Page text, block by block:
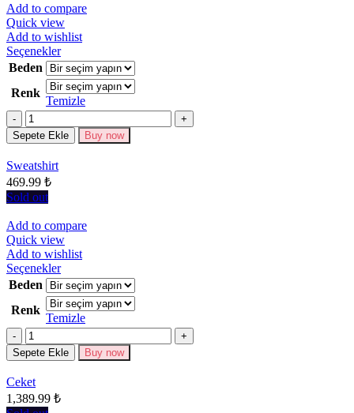
Add to compare
Quick view
Add to wishlist
SeçeneklerBu
ürünün
birden
fazla
varyasyonu
Seçenekler
Beden
Renk
Temizle
Miktar
Sepete Ekle Buy now
Sweatshirt
469.99 ₺
Sold out
Add to compare
Quick view
Add to wishlist
SeçeneklerBu
ürünün
birden
fazla
varyasyonu
Seçenekler
seçilebilir
Beden
Renk
Temizle
Miktar
Sepete Ekle Buy now
Ceket
1,389.99 ₺